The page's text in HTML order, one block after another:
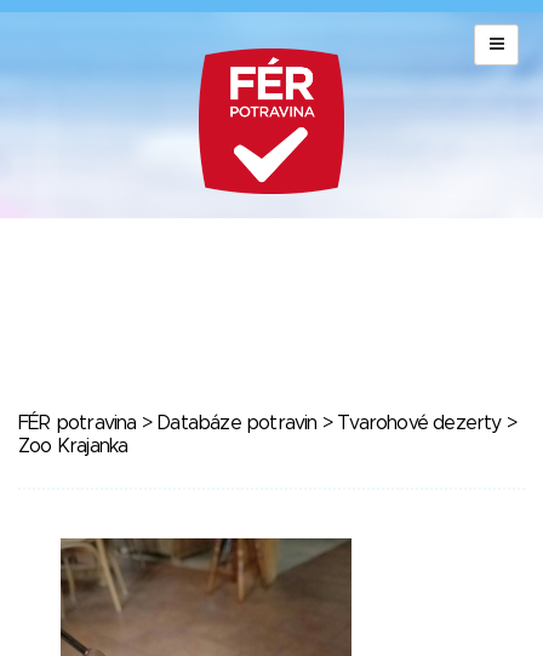
FÉR potravina > Databáze potravin > Tvarohové dezerty>
Zoo Krajanka